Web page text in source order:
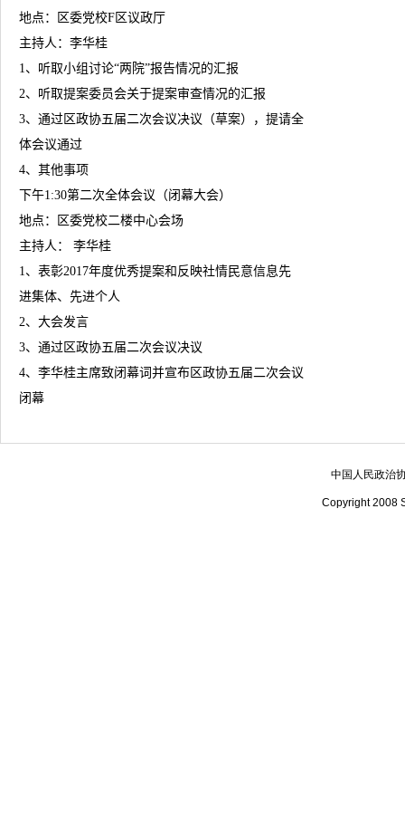
地点：区委党校F区议政厅
主持人：李华桂
1、听取小组讨论“两院”报告情况的汇报
2、听取提案委员会关于提案审查情况的汇报
3、通过区政协五届二次会议决议（草案），提请全
体会议通过
4、其他事项
下午1:30第二次全体会议（闭幕大会）
地点：区委党校二楼中心会场
主持人： 李华桂
1、表彰2017年度优秀提案和反映社情民意信息先
进集体、先进个人
2、大会发言
3、通过区政协五届二次会议决议
4、李华桂主席致闭幕词并宣布区政协五届二次会议
闭幕